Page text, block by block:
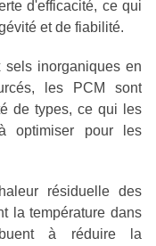
d'efficacité, ce qui
et de fiabilité.
sels inorganiques en
les PCM sont
de types, ce qui les
optimiser pour les
résiduelle des
la température dans
à réduire la